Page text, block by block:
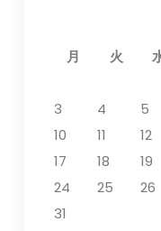
月
火
3
4 5
10
11 12
17
18 19
24
25 26
31